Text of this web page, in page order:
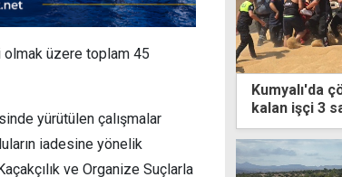
olmak üzere toplam 45
yürütülen çalışmalar
iadesine yönelik
ve Organize Suçlarla
Kumyalı'da
kalan işçi 3